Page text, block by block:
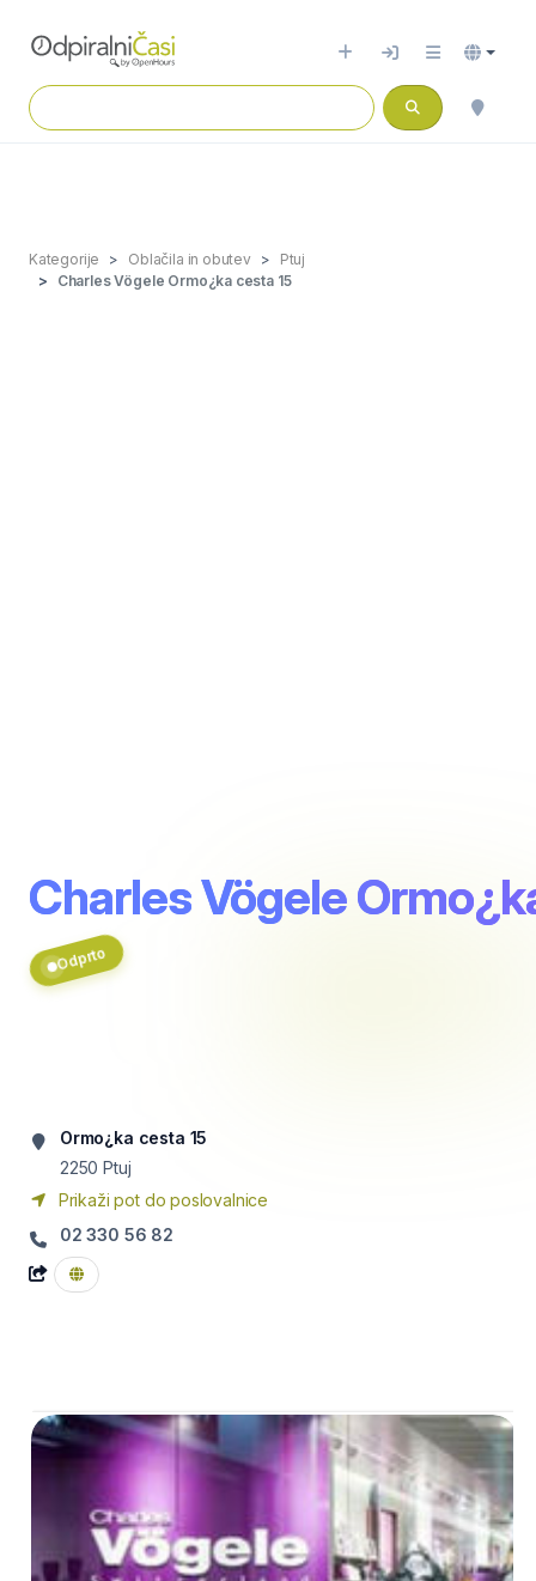
Kategorije Oblačila in obutev
Ptuj
Charles Vögele Ormo¿ka cesta 15
Charles Vögele
Odprto
Ormo¿ka cesta 15
2250 Ptuj
Prikaži pot do poslovalnice
02 330 56 82